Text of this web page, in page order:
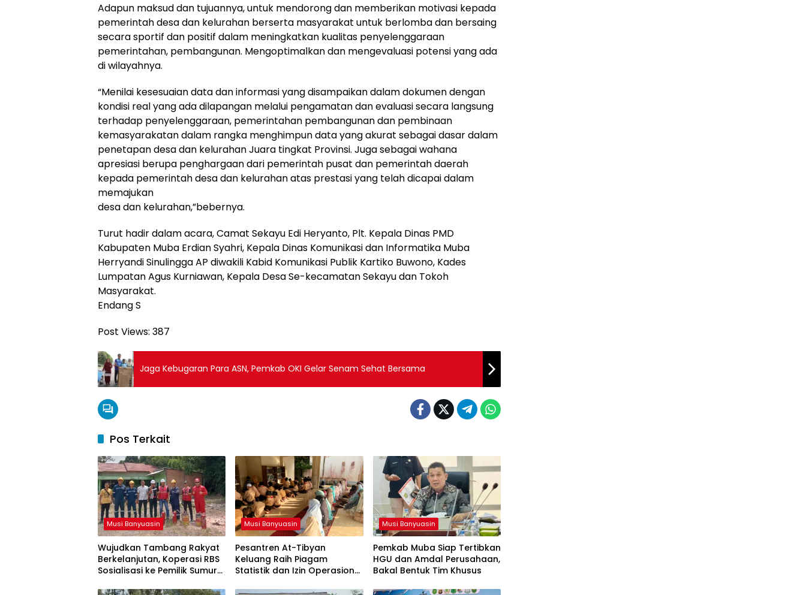
Adapun maksud dan tujuannya, untuk mendorong dan memberikan motivasi kepada
pemerintah desa dan kelurahan berserta masyarakat untuk berlomba dan bersaing
secara sportif dan positif dalam meningkatkan kualitas penyelenggaraan
pemerintahan, pembangunan. Mengoptimalkan dan mengevaluasi potensi yang ada
di wilayahnya.
“Menilai kesesuaian data dan informasi yang disampaikan dalam dokumen dengan
kondisi real yang ada dilapangan melalui pengamatan dan evaluasi secara langsung
terhadap penyelenggaraan, pemerintahan pembangunan dan pembinaan
kemasyarakatan dalam rangka menghimpun data yang akurat sebagai dasar dalam
penetapan desa dan kelurahan Juara tingkat Provinsi. Juga sebagai wahana
apresiasi berupa penghargaan dari pemerintah pusat dan pemerintah daerah
kepada pemerintah desa dan kelurahan atas prestasi yang telah dicapai dalam
memajukan
desa dan kelurahan,”bebernya.
Turut hadir dalam acara, Camat Sekayu Edi Heryanto, Plt. Kepala Dinas PMD
Kabupaten Muba Erdian Syahri, Kepala Dinas Komunikasi dan Informatika Muba
Herryandi Sinulingga AP diwakili Kabid Komunikasi Publik Kartiko Buwono, Kades
Lumpatan Agus Kurniawan, Kepala Desa Se-kecamatan Sekayu dan Tokoh
Masyarakat.
Endang S
Post Views: 387
Jaga Kebugaran Para ASN, Pemkab OKI Gelar Senam Sehat Bersama
Pos Terkait
Musi Banyuasin
Wujudkan Tambang Rakyat
Berkelanjutan, Koperasi RBS
Sosialisasi ke Pemilik Sumur
Musi Banyuasin
Pesantren At-Tibyan
Keluang Raih Piagam
Statistik dan Izin Operasional
Musi Banyuasin
Pemkab Muba Siap Tertibkan
HGU dan Amdal Perusahaan,
Bakal Bentuk Tim Khusus